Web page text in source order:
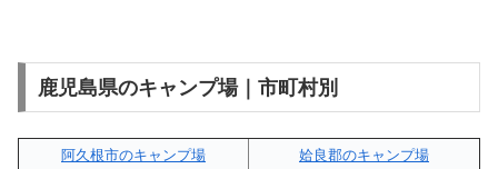
鹿児島県のキャンプ場｜市町村別
阿久根市のキャンプ場
姶良郡のキャンプ場